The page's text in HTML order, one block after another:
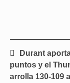
Navegación
de
entradas
Durant
puntos y el
arrolla 130-109